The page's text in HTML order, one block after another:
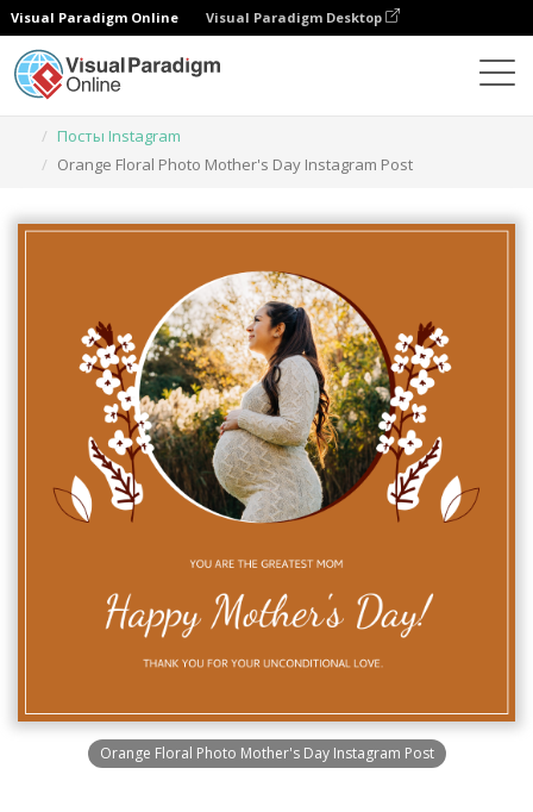
Visual Paradigm Online Visual Paradigm Desktop
Посты Instagram
Orange Floral Photo Mother's Day Instagram Post
Orange Floral Photo Mother's Day Instagram Post